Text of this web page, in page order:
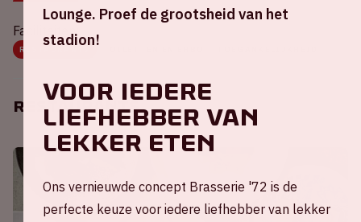
Faciliteiten:
RESTAURANTS
Restaurants
Lounge. Proef de grootsheid van het
stadion!
Voor iedere
liefhebber van
lekker eten
Ons vernieuwde concept Brasserie '72 is de
perfecte keuze voor iedere liefhebber van lekker